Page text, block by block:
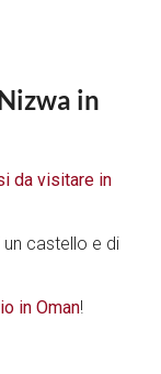
in
da visitare in
castello e di
in Oman!